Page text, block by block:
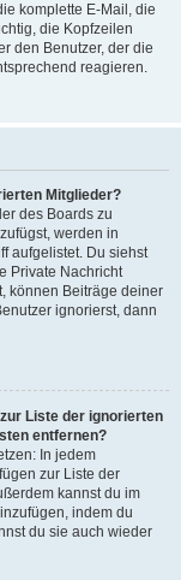
komplette E-Mail, die
die Kopfzeilen
den Benutzer, der die
reagieren.
Mitglieder?
des Boards zu
werden in
aufgelistet. Du siehst
Private Nachricht
können Beiträge deiner
ignorierst, dann
Liste der ignorierten
entfernen?
In jedem
zur Liste der
kannst du im
indem du
du sie auch wieder